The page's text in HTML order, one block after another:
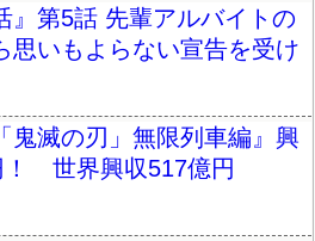
』第5話 先輩アルバイトの
思いもよらない宣告を受け
鬼滅の刃」無限列車編』興
！ 世界興収517億円